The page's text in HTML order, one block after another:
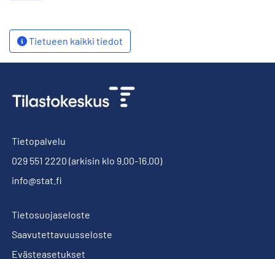
Tietueen kaikki tiedot
Tietopalvelu
029 551 2220 (arkisin klo 9.00-16.00)
info@stat.fi
Tietosuojaseloste
Saavutettavuusseloste
Evästeasetukset